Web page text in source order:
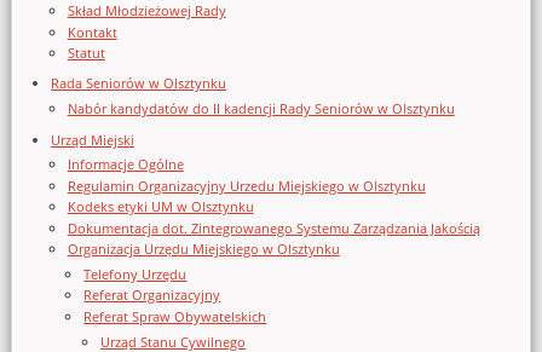
Skład Młodzieżowej Rady
Kontakt
Statut
Rada Seniorów w Olsztynku
Nabór kandydatów do II kadencji Rady Seniorów w Olsztynku
Urząd Miejski
Informacje Ogólne
Regulamin Organizacyjny Urzedu Miejskiego w Olsztynku
Kodeks etyki UM w Olsztynku
Dokumentacja dot. Zintegrowanego Systemu Zarządzania Jakością
Organizacja Urzędu Miejskiego w Olsztynku
Telefony Urzędu
Referat Organizacyjny
Referat Spraw Obywatelskich
Urząd Stanu Cywilnego